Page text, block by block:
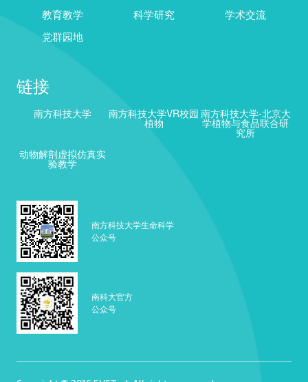
教育教学
科学研究
学术交流
党群园地
链接
南方科技大学 南方科技大学VR校园
植物
南方科技大学-北京大
学植物与食品联合研
究所
动物解剖虚拟仿真实
验教学
南方科技大学生命科学
公众号
南科大官方
公众号